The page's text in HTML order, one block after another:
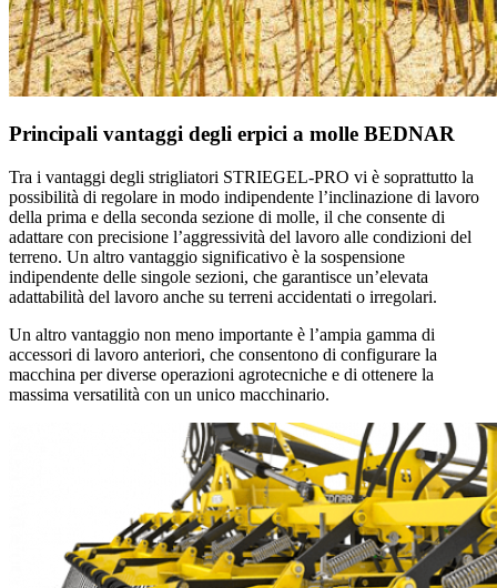
Principali vantaggi degli erpici a molle BEDNAR
Tra i vantaggi degli strigliatori STRIEGEL-PRO vi è soprattutto la
possibilità di regolare in modo indipendente l’inclinazione di lavoro
della prima e della seconda sezione di molle, il che consente di
adattare con precisione l’aggressività del lavoro alle condizioni del
terreno. Un altro vantaggio significativo è la sospensione
indipendente delle singole sezioni, che garantisce un’elevata
adattabilità del lavoro anche su terreni accidentati o irregolari.
Un altro vantaggio non meno importante è l’ampia gamma di
accessori di lavoro anteriori, che consentono di configurare la
macchina per diverse operazioni agrotecniche e di ottenere la
massima versatilità con un unico macchinario.